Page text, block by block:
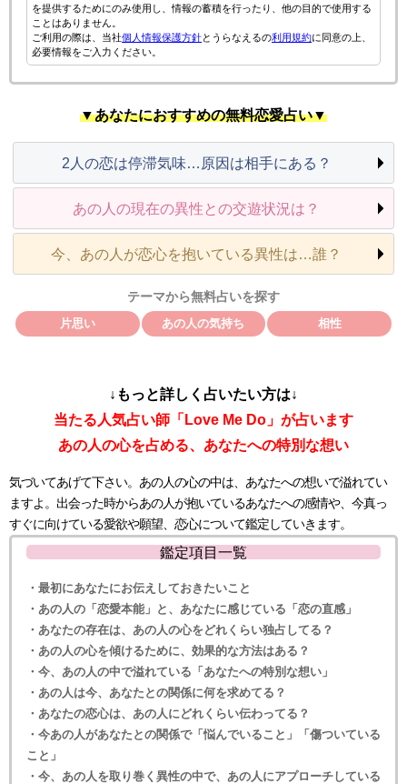
を提供するためにのみ使用し、情報の蓄積を行ったり、他の目的で使用する
ことはありません。
ご利用の際は、当社個人情報保護方針とうらなえるの利用規約に同意の上、
必要情報をご入力ください。
▼あなたにおすすめの無料恋愛占い▼
2人の恋は停滞気味…原因は相手にある？
あの人の現在の異性との交遊状況は？
今、あの人が恋心を抱いている異性は…誰？
テーマから無料占いを探す
片思い あの人の気持ち 相性
↓もっと詳しく占いたい方は↓
当たる人気占い師「Love Me Do」が占います
あの人の心を占める、あなたへの特別な想い
気づいてあげて下さい。あの人の心の中は、あなたへの想いで溢れてい
ますよ。出会った時からあの人が抱いているあなたへの感情や、今真っ
すぐに向けている愛欲や願望、恋心について鑑定していきます。
鑑定項目一覧
・最初にあなたにお伝えしておきたいこと
・あの人の「恋愛本能」と、あなたに感じている「恋の直感」
・あなたの存在は、あの人の心をどれくらい独占してる？
・あの人の心を傾けるために、効果的な方法はある？
・今、あの人の中で溢れている「あなたへの特別な想い」
・あの人は今、あなたとの関係に何を求めてる？
・あなたの恋心は、あの人にどれくらい伝わってる？
・今あの人があなたとの関係で「悩んでいること」「傷ついている
こと」
・今、あの人を取り巻く異性の中で、あの人にアプローチしている